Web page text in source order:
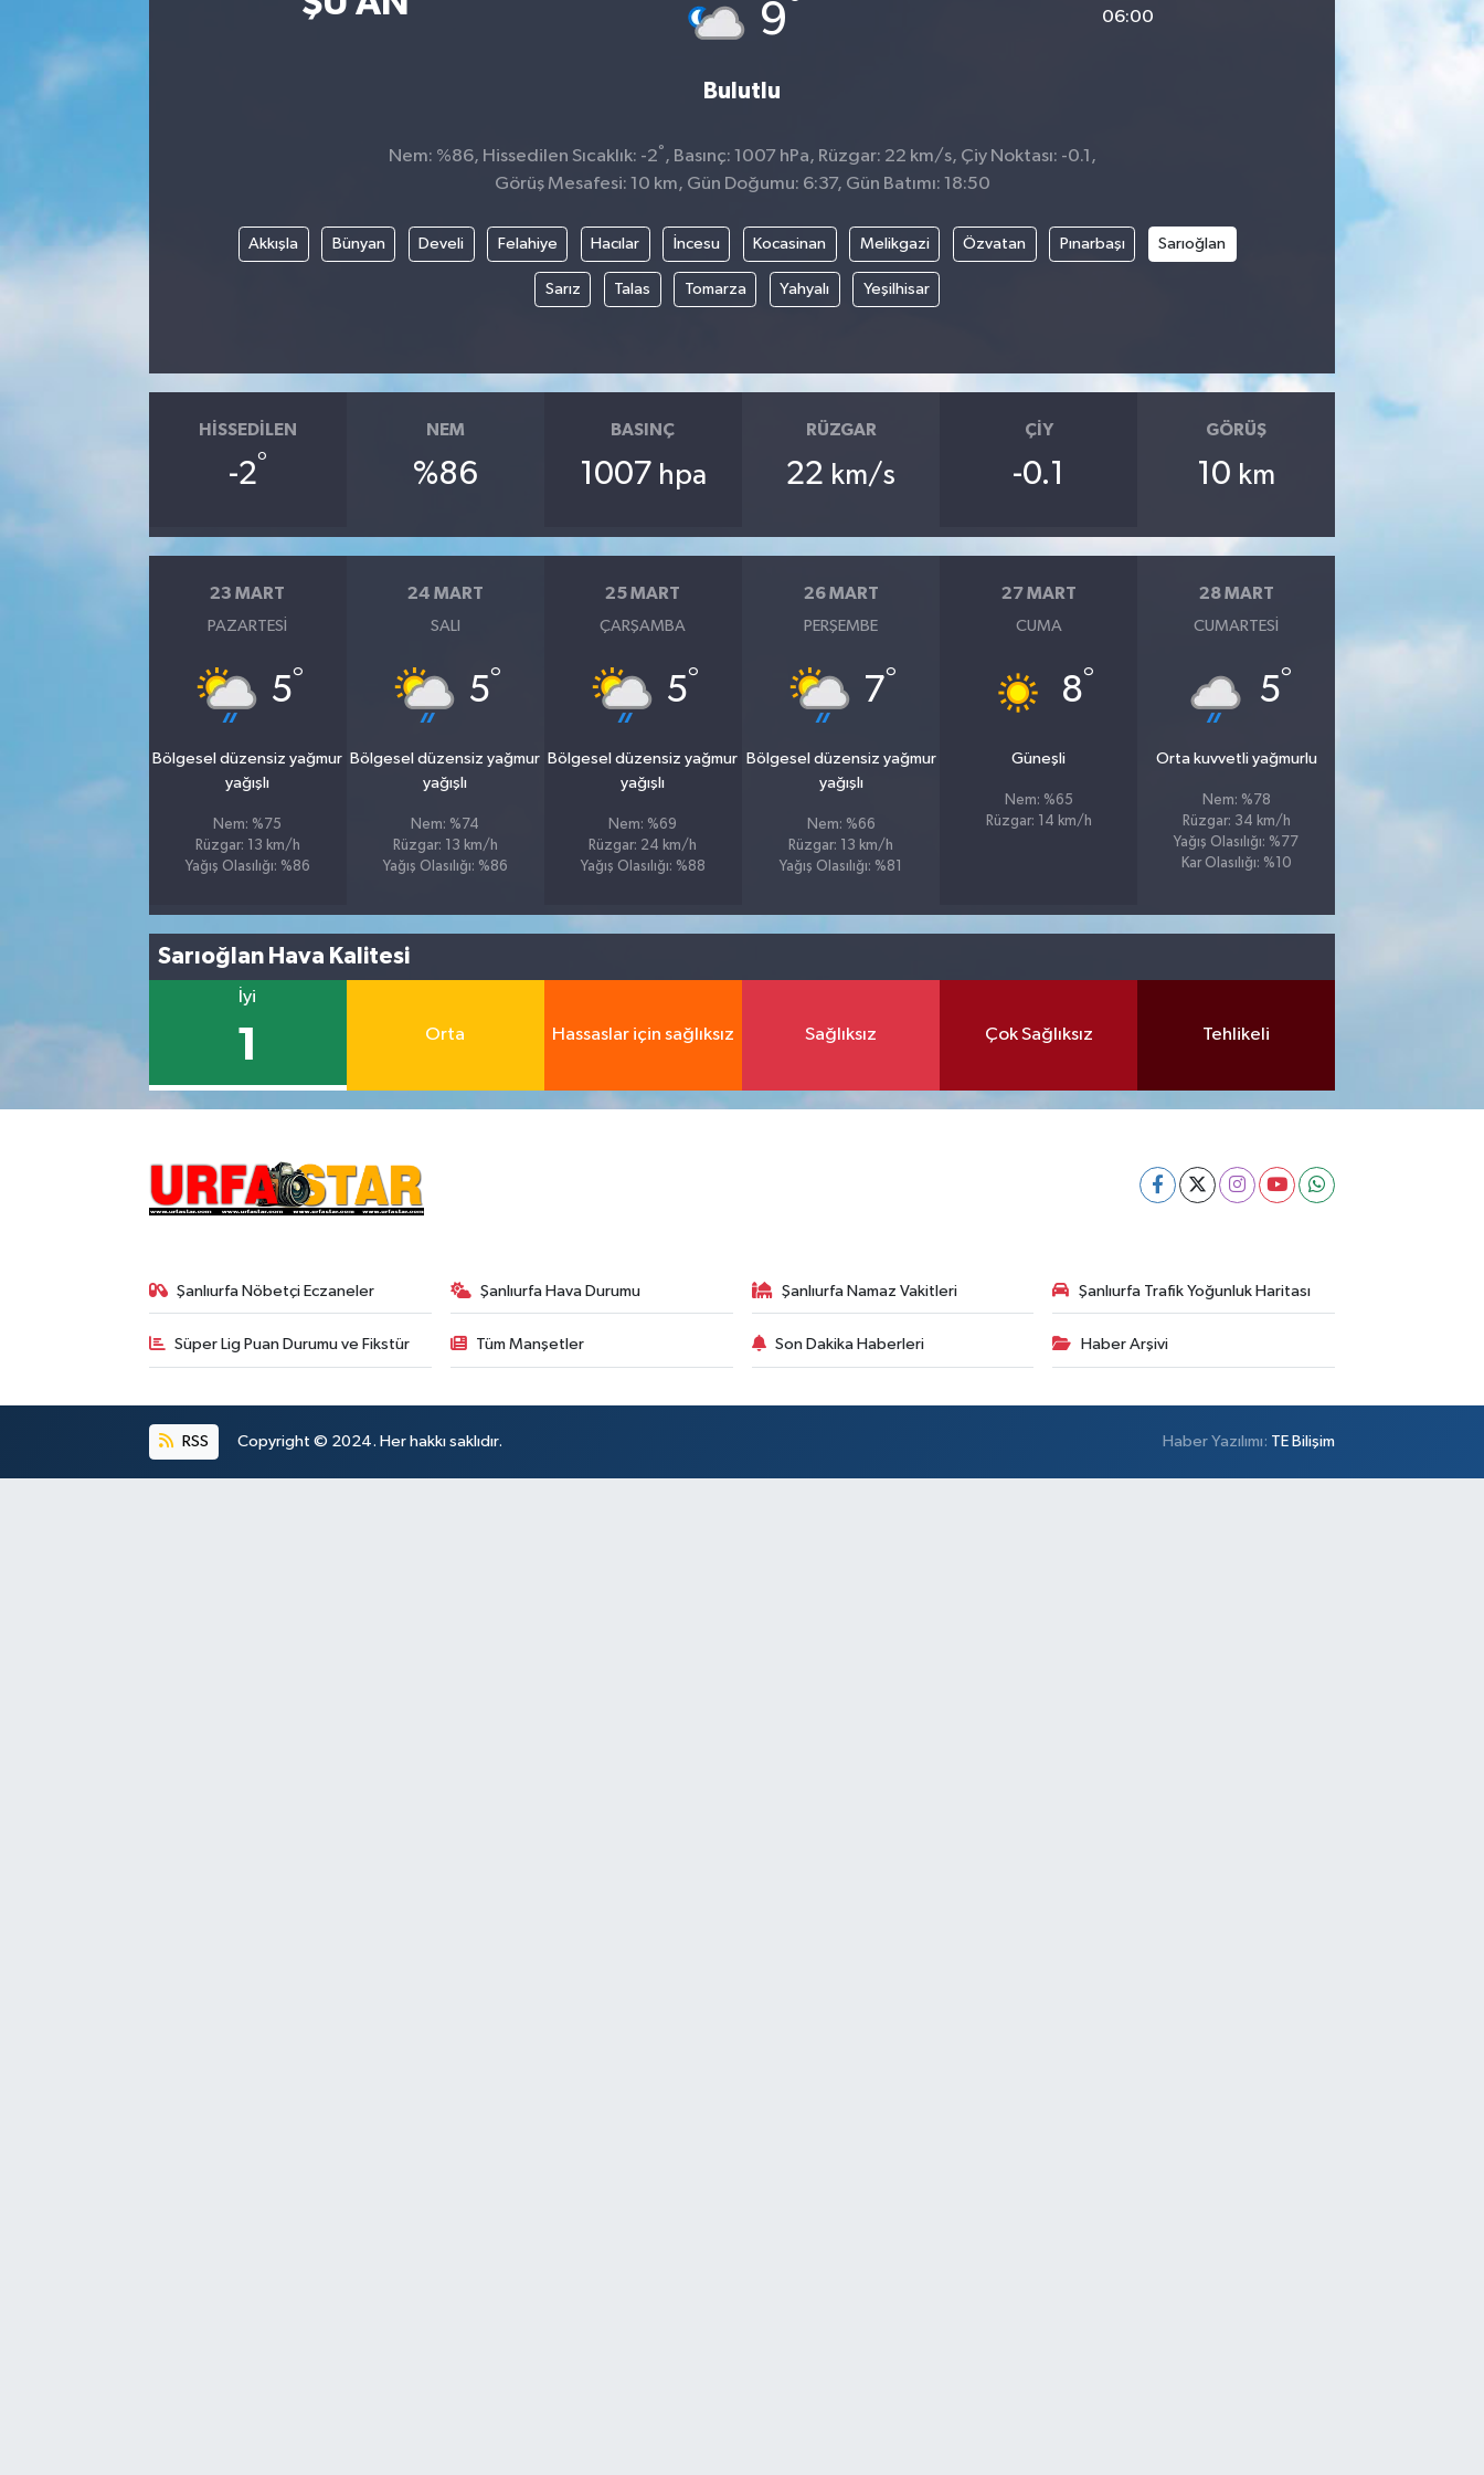
9
Bulutlu
06:00
Nem: %86, Hissedilen Sıcaklık: -2° , Basınç: 1007 hPa, Rüzgar: 22 km/s, Çiy Noktası: -0.1,
Görüş Mesafesi: 10 km, Gün Doğumu: 6:37, Gün Batımı: 18:50
Akkışla Bünyan Develi Felahiye Hacılar İncesu Kocasinan Melikgazi Özvatan Pınarbaşı Sarıoğlan
Sarız Talas Tomarza Yahyalı Yeşilhisar
HISSEDILEN
-2°
NEM
%86
BASINÇ
1007 hpa
RÜZGAR
22 km/s
ÇIY
-0.1
GÖRÜŞ
10 km
23 MART
PAZARTESI
5°
Bölgesel düzensiz yağmur
yağışlı
Nem: %75
Rüzgar: 13 km/h
Yağış Olasılığı: %86
24 MART
SALI
5°
Bölgesel düzensiz yağmur
yağışlı
Nem: %74
Rüzgar: 13 km/h
Yağış Olasılığı: %86
25 MART
ÇARŞAMBA
5°
Bölgesel düzensiz yağmur
yağışlı
Nem: %69
Rüzgar: 24 km/h
Yağış Olasılığı: %88
26 MART
PERŞEMBE
7°
Bölgesel düzensiz yağmur
yağışlı
Nem: %66
Rüzgar: 13 km/h
Yağış Olasılığı: %81
27 MART
CUMA
8°
Güneşli
Nem: %65
Rüzgar: 14 km/h
28 MART
CUMARTESI
5°
Orta kuvvetli yağmurlu
Nem: %78
Rüzgar: 34 km/h
Yağış Olasılığı: %77
Kar Olasılığı: %10
Sarıoğlan Hava Kalitesi
İyi
1 Orta Hassaslar için sağlıksız Sağlıksız Çok Sağlıksız Tehlikeli
Şanlıurfa Nöbetçi Eczaneler Şanlıurfa Hava Durumu Şanlıurfa Namaz Vakitleri Şanlıurfa Trafik Yoğunluk Haritası
Süper Lig Puan Durumu ve Fikstür Tüm Manşetler Son Dakika Haberleri Haber Arşivi
RSS Copyright © 2024. Her hakkı saklıdır. Haber Yazılımı: TE Bilişim